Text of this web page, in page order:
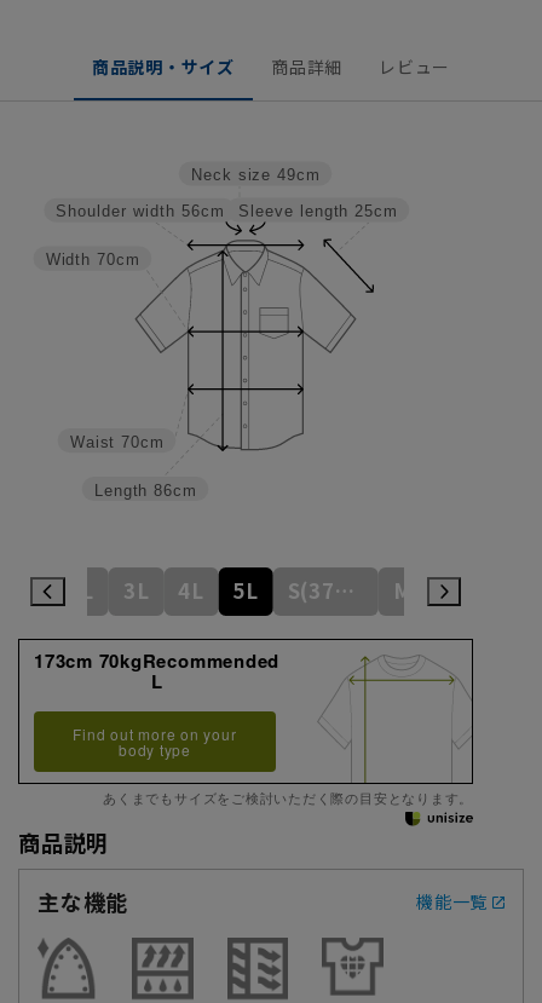
商品説明・サイズ 商品詳細 レビュー
Sleeve length 25cm
Neck size 49cm
Length 86cm
Waist 70cm
Width 70cm
Shoulder width 56cm
LL 3L 4L 5L S(37cm) M(39cm)
173cm 70kgRecommended
L
Find out more on your
body type
あくまでもサイズをご検討いただく際の目安となります。
商品説明
主な機能
機能一覧